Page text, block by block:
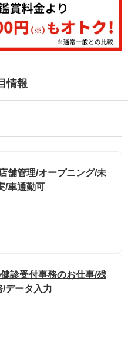
情報
舗管理/オープニング/未
/車通勤可
診受付事務のお仕事/残
データ入力